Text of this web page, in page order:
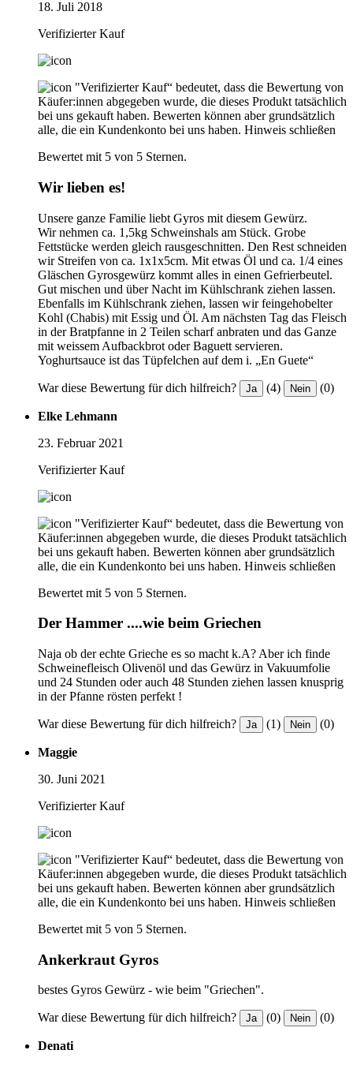
18. Juli 2018
Verifizierter Kauf
"Verifizierter Kauf“ bedeutet, dass die Bewertung von
Käufer:innen abgegeben wurde, die dieses Produkt tatsächlich
bei uns gekauft haben. Bewerten können aber grundsätzlich
alle, die ein Kundenkonto bei uns haben. Hinweis schließen
Bewertet mit 5 von 5 Sternen.
Wir lieben es!
Unsere ganze Familie liebt Gyros mit diesem Gewürz.
Wir nehmen ca. 1,5kg Schweinshals am Stück. Grobe
Fettstücke werden gleich rausgeschnitten. Den Rest schneiden
wir Streifen von ca. 1x1x5cm. Mit etwas Öl und ca. 1/4 eines
Gläschen Gyrosgewürz kommt alles in einen Gefrierbeutel.
Gut mischen und über Nacht im Kühlschrank ziehen lassen.
Ebenfalls im Kühlschrank ziehen, lassen wir feingehobelter
Kohl (Chabis) mit Essig und Öl. Am nächsten Tag das Fleisch
in der Bratpfanne in 2 Teilen scharf anbraten und das Ganze
mit weissem Aufbackbrot oder Baguett servieren.
Yoghurtsauce ist das Tüpfelchen auf dem i. „En Guete“
War diese Bewertung für dich hilfreich? Ja (4) Nein (0)
Elke Lehmann
23. Februar 2021
Verifizierter Kauf
"Verifizierter Kauf“ bedeutet, dass die Bewertung von
Käufer:innen abgegeben wurde, die dieses Produkt tatsächlich
bei uns gekauft haben. Bewerten können aber grundsätzlich
alle, die ein Kundenkonto bei uns haben. Hinweis schließen
Bewertet mit 5 von 5 Sternen.
Der Hammer ....wie beim Griechen
Naja ob der echte Grieche es so macht k.A? Aber ich finde
Schweinefleisch Olivenöl und das Gewürz in Vakuumfolie
und 24 Stunden oder auch 48 Stunden ziehen lassen knusprig
in der Pfanne rösten perfekt !
War diese Bewertung für dich hilfreich? Ja (1) Nein (0)
Maggie
30. Juni 2021
Verifizierter Kauf
"Verifizierter Kauf“ bedeutet, dass die Bewertung von
Käufer:innen abgegeben wurde, die dieses Produkt tatsächlich
bei uns gekauft haben. Bewerten können aber grundsätzlich
alle, die ein Kundenkonto bei uns haben. Hinweis schließen
Bewertet mit 5 von 5 Sternen.
Ankerkraut Gyros
bestes Gyros Gewürz - wie beim "Griechen".
War diese Bewertung für dich hilfreich? Ja (0) Nein (0)
Denati